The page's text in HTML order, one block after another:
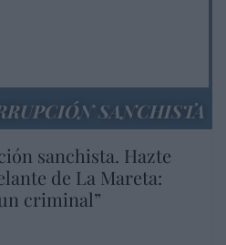
SANCHISTA
sanchista. Hazte
de La Mareta:
criminal”